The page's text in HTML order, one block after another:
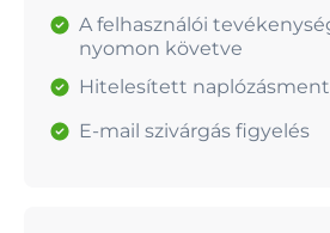
A felhasználói
nyomon követve
Hitelesített
E-mail szivárgás figyelés